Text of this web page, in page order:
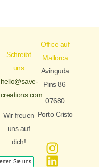
Schreibt
uns
hello@save-
creations.com
Wir freuen
uns auf
dich!
Office auf
Mallorca
Avinguda
Pins 86
07680
Porto Cristo